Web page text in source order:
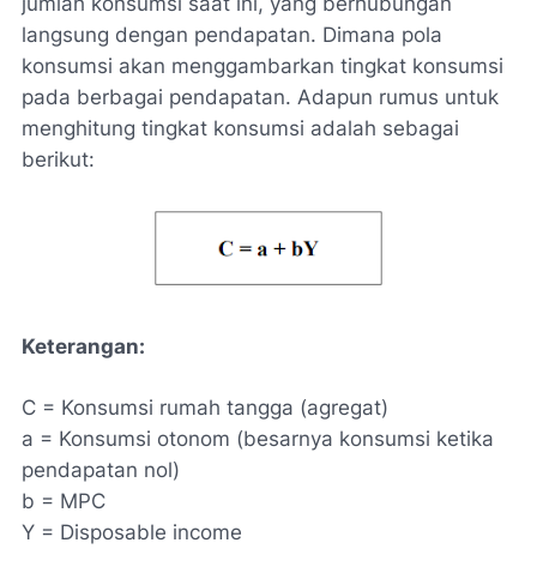
langsung dengan pendapatan. Dimana pola
konsumsi akan menggambarkan tingkat konsumsi
pada berbagai pendapatan. Adapun rumus untuk
menghitung tingkat konsumsi adalah sebagai
berikut:
Keterangan:
C = Konsumsi rumah tangga (agregat)
a = Konsumsi otonom (besarnya konsumsi ketika
pendapatan nol)
b = MPC
Y = Disposable income